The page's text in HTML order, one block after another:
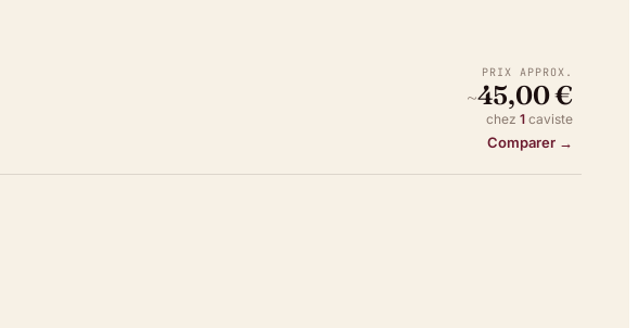
PRIX APPROX.
~45,00 €
chez 1 caviste
Comparer →